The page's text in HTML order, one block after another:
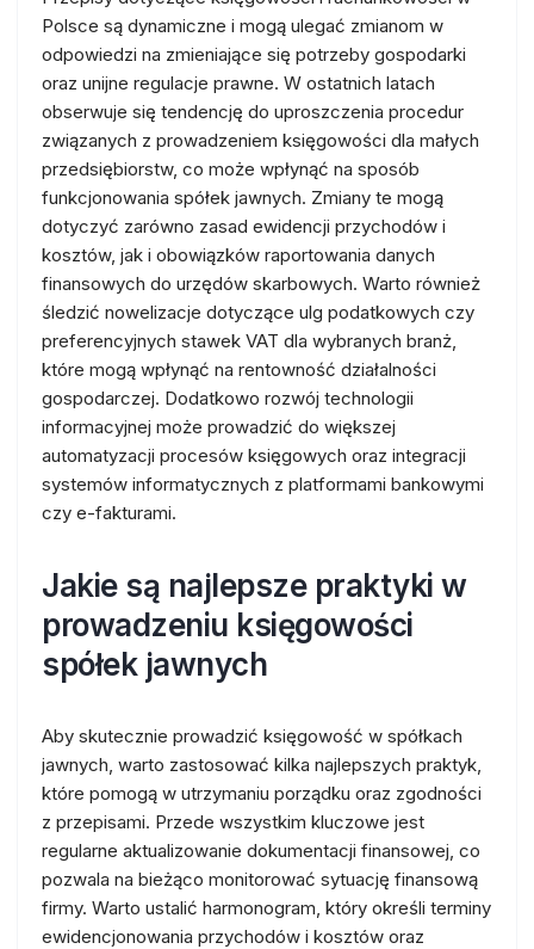
Polsce są dynamiczne i mogą ulegać zmianom w
odpowiedzi na zmieniające się potrzeby gospodarki
oraz unijne regulacje prawne. W ostatnich latach
obserwuje się tendencję do uproszczenia procedur
związanych z prowadzeniem księgowości dla małych
przedsiębiorstw, co może wpłynąć na sposób
funkcjonowania spółek jawnych. Zmiany te mogą
dotyczyć zarówno zasad ewidencji przychodów i
kosztów, jak i obowiązków raportowania danych
finansowych do urzędów skarbowych. Warto również
śledzić nowelizacje dotyczące ulg podatkowych czy
preferencyjnych stawek VAT dla wybranych branż,
które mogą wpłynąć na rentowność działalności
gospodarczej. Dodatkowo rozwój technologii
informacyjnej może prowadzić do większej
automatyzacji procesów księgowych oraz integracji
systemów informatycznych z platformami bankowymi
czy e-fakturami.
Jakie są najlepsze praktyki w
prowadzeniu księgowości
spółek jawnych
Aby skutecznie prowadzić księgowość w spółkach
jawnych, warto zastosować kilka najlepszych praktyk,
które pomogą w utrzymaniu porządku oraz zgodności
z przepisami. Przede wszystkim kluczowe jest
regularne aktualizowanie dokumentacji finansowej, co
pozwala na bieżąco monitorować sytuację finansową
firmy. Warto ustalić harmonogram, który określi terminy
ewidencjonowania przychodów i kosztów oraz